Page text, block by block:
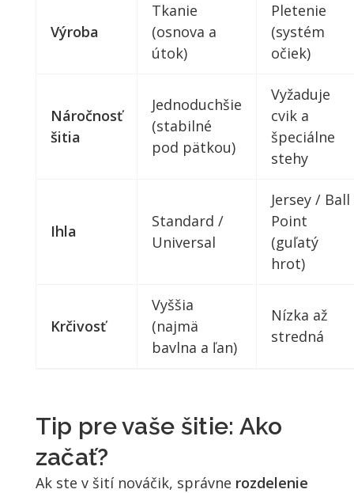
Výroba
Tkanie
(osnova a
útok)
Pletenie
(systém
očiek)
Náročnosť
šitia
Jednoduchšie
(stabilné
pod pätkou)
Vyžaduje
cvik a
špeciálne
stehy
Ihla
Standard /
Universal
Jersey / Ball
Point
(guľatý
hrot)
Krčivosť
Vyššia
(najmä
bavlna a ľan)
Nízka až
stredná
Tip pre vaše šitie: Ako
začať?
Ak ste v šití nováčik, správne rozdelenie